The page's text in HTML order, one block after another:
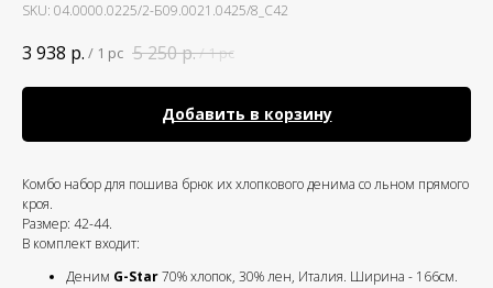
SKU: 04.0000.0225/2-Б09.0021.0425/8_С42
3 938 р. / 1 pc 5 250р./1 pc
Добавить в корзину
Комбо набор для пошива брюк их хлопкового денима со льном прямого
кроя.
Размер: 42-44.
В комплект входит:
Деним G-Star70% хлопок, 30% лен, Италия. Ширина - 166см.